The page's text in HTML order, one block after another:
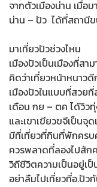
จากตัวเมืองน่าน เมื่อ
น่าน – ปัว ได้ที่สถานี
มาเที่ยวปัวช่วงไหน
เมืองปัวเป็นเมืองที่ส
คิดว่าเที่ยวหน้าหนาว
เมืองปัวในแบบที่สวย
เดือน กย – ตค ได้วิวทุ่
และเขาเขียวขจีเป็นจุ
มีที่เที่ยวที่กินที่พักครบ
ควรพลาดที่ลองไปสัก
วิถีชีวิตความเป็นอยู่เป็
อย่าลืมไปเที่ยวที่อ.ปัว